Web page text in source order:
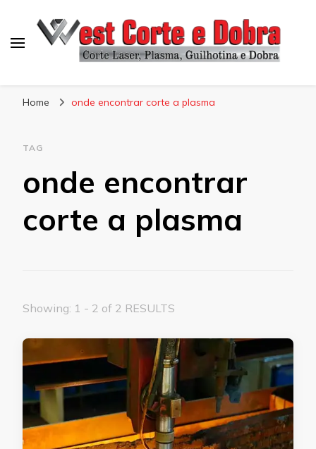
Home onde encontrar corte a plasma
TAG
onde encontrar
corte a plasma
Showing: 1 - 2 of 2 RESULTS